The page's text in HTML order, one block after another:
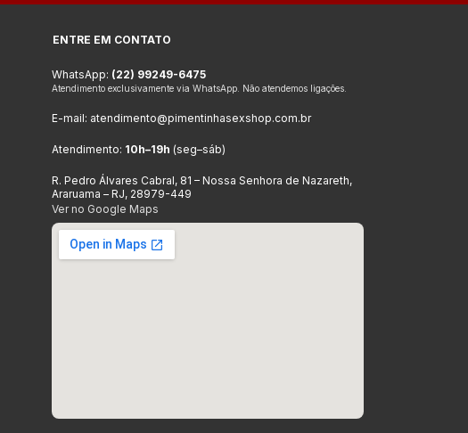
ENTRE EM CONTATO
WhatsApp: (22) 99249-6475
Atendimento exclusivamente via WhatsApp. Não atendemos ligações.
E-mail: atendimento@pimentinhasexshop.com.br
Atendimento: 10h–19h (seg–sáb)
R. Pedro Álvares Cabral, 81 – Nossa Senhora de Nazareth,
Araruama – RJ, 28979-449
Ver no Google Maps